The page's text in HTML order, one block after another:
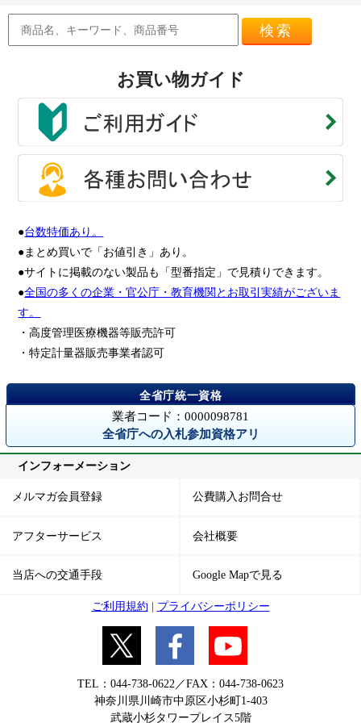
検索
お買い物ガイド
●台数特価あり。
●まとめ買いで「お値引き」あり。
●サイトに掲載のない製品も「型番指定」で見積りできます。
●全国の多くの企業・官公庁・教育機関とお取引実績がございま
す。
・高度管理医療機器等販売許可
・特定計量器販売事業者認可
業者コード：0000098781
全省庁への入札参加資格アリ
インフォーメーション
メルマガ会員登録 公費購入お問合せ
アフターサービス 会社概要
当店への交通手段 Google Mapで見る
ご利用規約 | プライバシーポリシー
TEL：044-738-0622／FAX：044-738-0623
神奈川県川崎市中原区小杉町1-403
武蔵小杉タワープレイス5階